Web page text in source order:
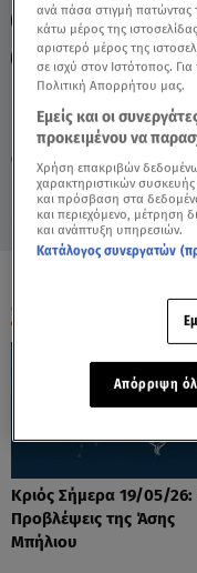
Παρασκευή 7
29.07.24, 10:22 ΖΩΔΙΑ
ΖΩΔΙΑ ΑΣΗ ΜΠΗΛΙΟΥ
ΗΜΕΡΗΣΙΕΣ ΠΡΟΒΛΕΨΕΙΣ
ΟΛΑ ΤΑ ΒΙΝΤΕΟ
Κριός Σήμερα 19/05/26:
Προβλέψεις της Άσης
Μπήλιου
ανά πάσα στιγμή πατώντας
κάτω μέρος της
αριστερό μέρος της
σε ισχύ στον Ιστότοπος.
Πολιτική Απορρήτου μας.
Εμείς και οι
προκειμένου να
Χρήση επακριβών
χαρακτηριστικών
και πρόσβαση στα
και περιεχόμενο, μέτρηση
και ανάπτυξη υπηρεσιών.
Κατάλογος συνεργατών
Απόρριψη